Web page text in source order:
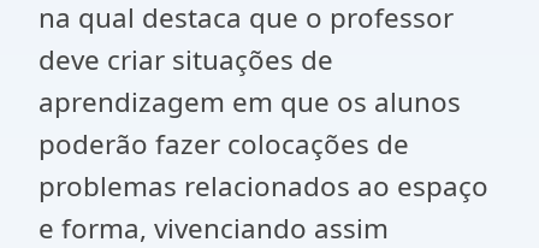
na qual destaca que o professor
deve criar situações de
aprendizagem em que os alunos
poderão fazer colocações de
problemas relacionados ao espaço
e forma, vivenciando assim